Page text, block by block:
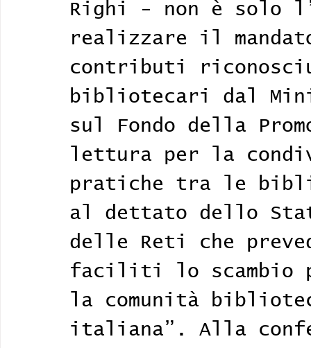
Righi - non è solo
realizzare il
contributi
bibliotecari dal
sul Fondo della
lettura per la
pratiche tra le
al dettato dello
delle Reti che
faciliti lo scambio
la comunità
italiana”. Alla